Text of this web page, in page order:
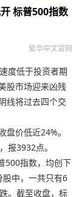
标普500指数
爱华中文官网
度低于投资者期
股市场迎来凶残
线将过去四个交
价低近24%。
报3932点。
500指数，均创下
中，一共只有6
。截至收盘，标